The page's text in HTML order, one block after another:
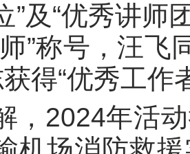
”及“优秀讲师
”称号，汪飞
得“优秀工作
，2024年活